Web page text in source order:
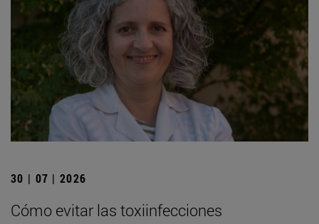
30 | 07 | 2026
Cómo evitar las toxiinfecciones